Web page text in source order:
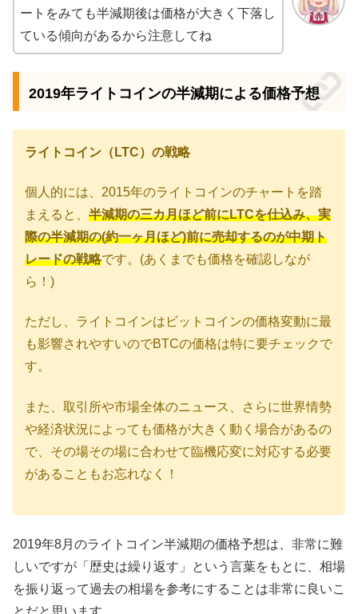
ートをみても半減期後は価格が大きく下落し
ている傾向があるから注意してね
2019年ライトコインの半減期による価格予想
ライトコイン（LTC）の戦略
個人的には、2015年のライトコインのチャートを踏
まえると、 半減期の三カ月ほど前にLTCを仕込み、実
際の半減期の(約一ヶ月ほど)前に売却するのが中期ト
レードの戦略です。(あくまでも価格を確認しなが
ら！)
ただし、ライトコインはビットコインの価格変動に最
も影響されやすいのでBTCの価格は特に要チェックで
す。
また、取引所や市場全体のニュース、さらに世界情勢
や経済状況によっても価格が大きく動く場合があるの
で、その場その場に合わせて臨機応変に対応する必要
があることもお忘れなく！
2019年8月のライトコイン半減期の価格予想は、非常に難
しいですが「歴史は繰り返す」という言葉をもとに、相場
を振り返って過去の相場を参考にすることは非常に良いこ
とだと思います。